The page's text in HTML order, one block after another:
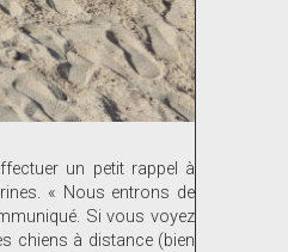
un petit rappel à
« Nous entrons de
Si vous voyez
chiens à distance (bien